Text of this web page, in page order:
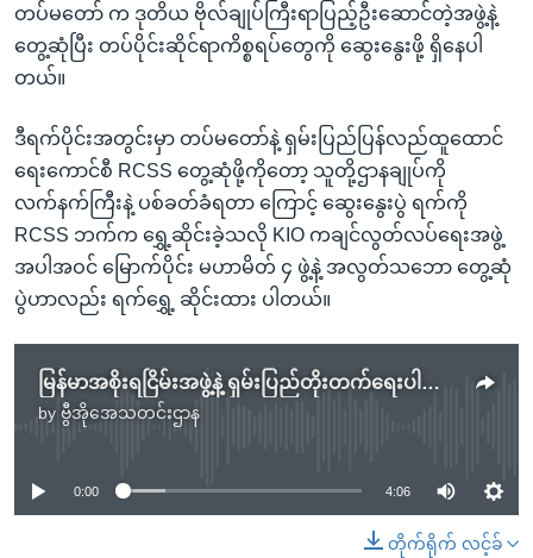
တပ်မတော် က ဒုတိယ ဗိုလ်ချုပ်ကြီးရာပြည့်ဦးဆောင်တဲ့အဖွဲ့နဲ့
တွေ့ဆုံပြီး တပ်ပိုင်းဆိုင်ရာကိစ္စရပ်တွေကို ဆွေးနွေးဖို့ ရှိနေပါ
တယ်။
ဒီရက်ပိုင်းအတွင်းမှာ တပ်မတော်နဲ့ ရှမ်းပြည်ပြန်လည်ထူထောင်
ရေးကောင်စီ RCSS တွေ့ဆုံဖို့ကိုတော့ သူတို့ဌာနချုပ်ကို
လက်နက်ကြီးနဲ့ ပစ်ခတ်ခံရတာ ကြောင့် ဆွေးနွေးပွဲ ရက်ကို
RCSS ဘက်က ရွှေ့ဆိုင်းခဲ့သလို KIO ကချင်လွတ်လပ်ရေးအဖွဲ့
အပါအဝင် မြောက်ပိုင်း မဟာမိတ် ၄ ဖွဲ့နဲ့ အလွတ်သဘော တွေ့ဆုံ
ပွဲဟာလည်း ရက်ရွှေ့ ဆိုင်းထား ပါတယ်။
မြန်မာအစိုးရငြိမ်းအဖွဲ့နဲ့ ရှမ်းပြည်တိုးတက်ရေးပါတီ ဆွေးနွေး
by ဗွီအိုအေသတင်းဌာန
No media source currently available
0:00 4:06
တိုက်ရိုက် လင့်ခ်